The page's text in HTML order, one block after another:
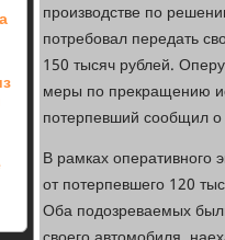
производстве по
потребовал передать
150 тысяч рублей.
меры по прекращению
потерпевший сообщил
В рамках оперативного
от потерпевшего 120
Оба подозреваемых